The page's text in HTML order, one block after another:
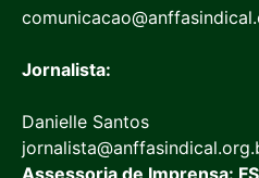
Jornalista:
Danielle Santos
Assessoria de Imprensa: